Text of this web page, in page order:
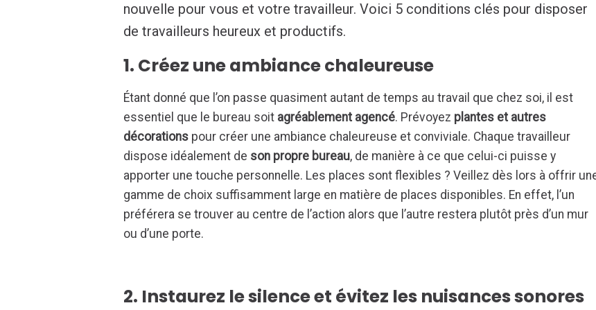
nouvelle pour vous et votre travailleur. Voici 5 conditions clés pour disposer
de travailleurs heureux et productifs.
1. Créez une ambiance chaleureuse
Étant donné que l’on passe quasiment autant de temps au travail que chez soi, il est
essentiel que le bureau soit agréablement agencé. Prévoyez plantes et autres
décorations pour créer une ambiance chaleureuse et conviviale. Chaque travailleur
dispose idéalement de son propre bureau, de manière à ce que celui-ci puisse y
apporter une touche personnelle. Les places sont flexibles ? Veillez dès lors à offrir
gamme de choix suffisamment large en matière de places disponibles. En effet, l’un
préférera se trouver au centre de l’action alors que l’autre restera plutôt près d’un mur
ou d’une porte.
2. Instaurez le silence et évitez les nuisances sonores